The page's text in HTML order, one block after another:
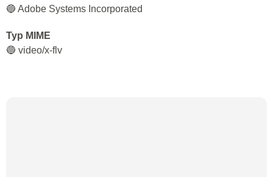
🔵 Adobe Systems Incorporated
Typ MIME
🔵 video/x-flv